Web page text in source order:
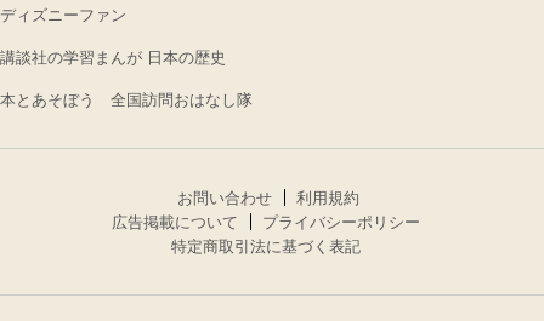
ディズニーファン
講談社の学習まんが 日本の歴史
本とあそぼう 全国訪問おはなし隊
お問い合わせ
利用規約
広告掲載について
プライバシーポリシー
特定商取引法に基づく表記